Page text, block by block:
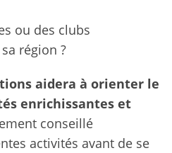
ou des clubs
région ?
aidera à orienter le
enrichissantes et
conseillé
activités avant de se